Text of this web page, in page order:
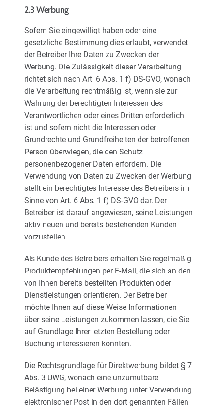
2.3 Werbung
Sofern Sie eingewilligt haben oder eine
gesetzliche Bestimmung dies erlaubt, verwendet
der Betreiber Ihre Daten zu Zwecken der
Werbung. Die Zulässigkeit dieser Verarbeitung
richtet sich nach Art. 6 Abs. 1 f) DS-GVO, wonach
die Verarbeitung rechtmäßig ist, wenn sie zur
Wahrung der berechtigten Interessen des
Verantwortlichen oder eines Dritten erforderlich
ist und sofern nicht die Interessen oder
Grundrechte und Grundfreiheiten der betroffenen
Person überwiegen, die den Schutz
personenbezogener Daten erfordern. Die
Verwendung von Daten zu Zwecken der Werbung
stellt ein berechtigtes Interesse des Betreibers im
Sinne von Art. 6 Abs. 1 f) DS-GVO dar. Der
Betreiber ist darauf angewiesen, seine Leistungen
aktiv neuen und bereits bestehenden Kunden
vorzustellen.
Als Kunde des Betreibers erhalten Sie regelmäßig
Produktempfehlungen per E-Mail, die sich an den
von Ihnen bereits bestellten Produkten oder
Dienstleistungen orientieren. Der Betreiber
möchte Ihnen auf diese Weise Informationen
über seine Leistungen zukommen lassen, die Sie
auf Grundlage Ihrer letzten Bestellung oder
Buchung interessieren könnten.
Die Rechtsgrundlage für Direktwerbung bildet § 7
Abs. 3 UWG, wonach eine unzumutbare
Belästigung bei einer Werbung unter Verwendung
elektronischer Post in den dort genannten Fällen